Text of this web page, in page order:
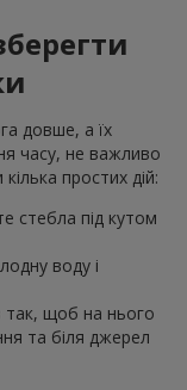
довше, а їх
часу, не важливо
простих дій:
стебла під кутом
воду і
так, щоб на нього
та біля джерел